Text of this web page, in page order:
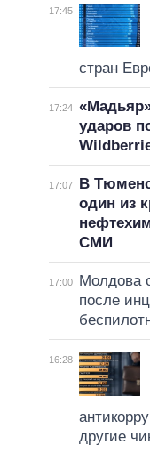
17:45
стран
17:24
ударов
17:07
В
один из
СМИ
17:00
Молдова
после
16:28
другие